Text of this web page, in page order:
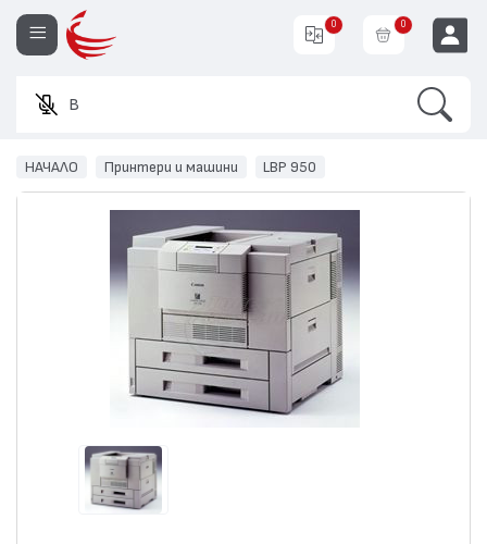
Въвед
0 0
НАЧАЛО Принтери и машини LBP 950